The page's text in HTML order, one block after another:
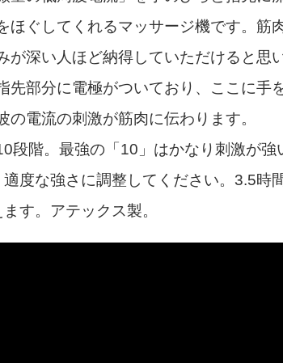
ほぐしてくれるマッサージ機です。筋
が深い人ほど納得していただけると思
部分に電極がついており、ここに手
の電流の刺激が筋肉に伝わります。
段階。最強の「10」はかなり刺激が強
適度な強さに調整してください。3.5時
す。アテックス製。